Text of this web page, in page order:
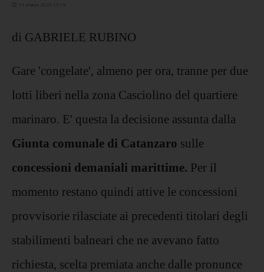
11 marzo 2025 15:19
di GABRIELE RUBINO
Gare 'congelate', almeno per ora, tranne per due
lotti liberi nella zona Casciolino del quartiere
marinaro. E' questa la decisione assunta dalla
Giunta comunale di Catanzaro sulle
concessioni demaniali marittime. Per il
momento restano quindi attive le concessioni
provvisorie rilasciate ai precedenti titolari degli
stabilimenti balneari che ne avevano fatto
richiesta, scelta premiata anche dalle pronunce